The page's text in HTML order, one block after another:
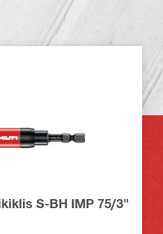
S-BH IMP 75/3"